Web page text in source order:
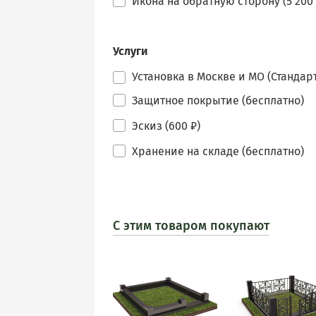
Услуги
Установка в Москве и МО
Защитное покрытие (бесплатно)
Эскиз (600 ₽)
Хранение на складе (бесплатно)
С этим товаром покупают